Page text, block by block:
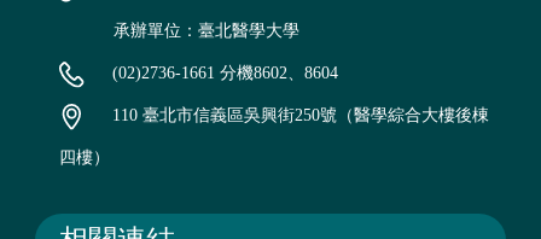
承辦單位：臺北醫學大學
(02)2736-1661 分機8602、8604
110 臺北市信義區吳興街250號（醫學綜合大樓後棟
四樓）